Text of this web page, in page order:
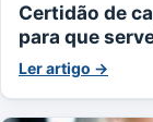
Certidão de
para que
Ler artigo →